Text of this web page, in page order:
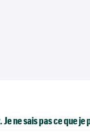
ne sais pas ce que